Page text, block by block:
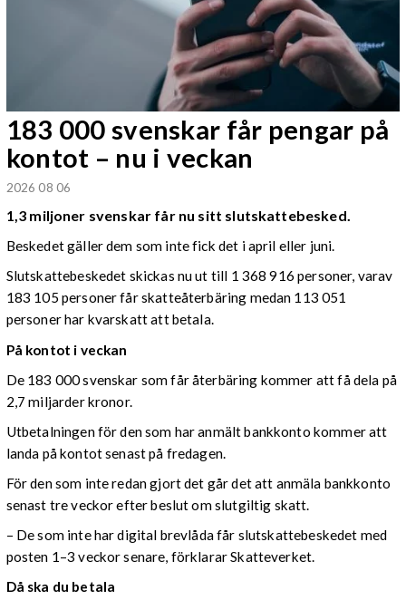
183 000 svenskar får pengar på
kontot – nu i veckan
2026 08 06
1,3 miljoner svenskar får nu sitt slutskattebesked.
Beskedet gäller dem som inte fick det i april eller juni.
Slutskattebeskedet skickas nu ut till 1 368 916 personer, varav
183 105 personer får skatteåterbäring medan 113 051
personer har kvarskatt att betala.
På kontot i veckan
De 183 000 svenskar som får återbäring kommer att få dela på
2,7 miljarder kronor.
Utbetalningen för den som har anmält bankkonto kommer att
landa på kontot senast på fredagen.
För den som inte redan gjort det går det att anmäla bankkonto
senast tre veckor efter beslut om slutgiltig skatt.
– De som inte har digital brevlåda får slutskattebeskedet med
posten 1–3 veckor senare, förklarar Skatteverket.
Då ska du betala